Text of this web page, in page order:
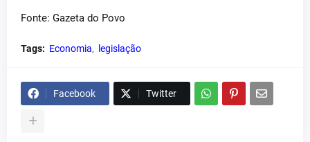
Fonte: Gazeta do Povo
Tags: Economia legislação
Facebook Twitter